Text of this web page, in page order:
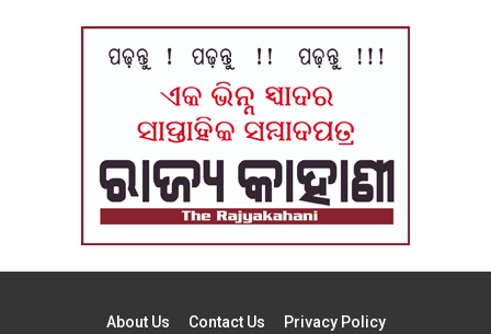
About Us Contact Us Privacy Policy